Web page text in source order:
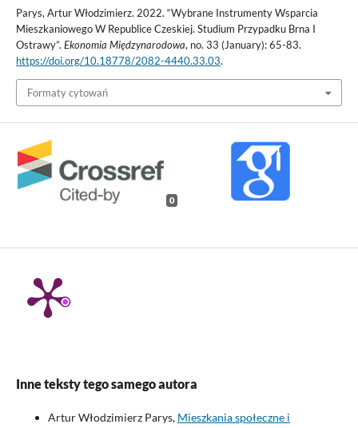
Parys, Artur Włodzimierz. 2022. “Wybrane Instrumenty Wsparcia
Mieszkaniowego W Republice Czeskiej. Studium Przypadku Brna I
Ostrawy”. Ekonomia Międzynarodowa, no. 33 (January): 65-83.
https://doi.org/10.18778/2082-4440.33.03.
Formaty cytowań
0
Inne teksty tego samego autora
Artur Włodzimierz Parys, Mieszkania społeczne i